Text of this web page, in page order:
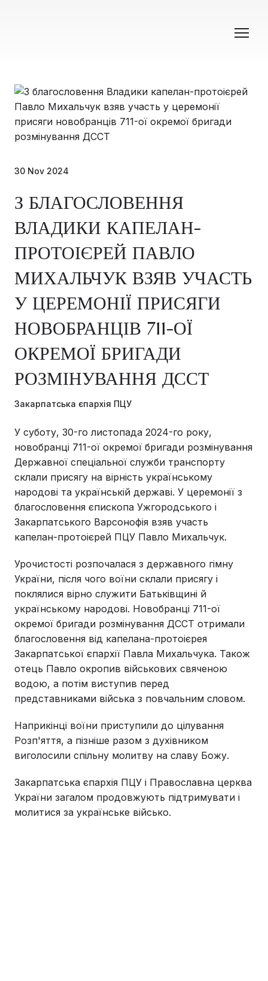
30 Nov 2024
З БЛАГОСЛОВЕННЯ
ВЛАДИКИ КАПЕЛАН-
ПРОТОІЄРЕЙ ПАВЛО
МИХАЛЬЧУК ВЗЯВ УЧАСТЬ
У ЦЕРЕМОНІЇ ПРИСЯГИ
НОВОБРАНЦІВ 711-ОЇ
ОКРЕМОЇ БРИГАДИ
РОЗМІНУВАННЯ ДССТ
Закарпатська єпархія ПЦУ
У суботу, 30-го листопада 2024-го року,
новобранці 711-ої окремої бригади розмінування
Державної спеціальної служби транспорту
склали присягу на вірність українському
народові та українській державі. У церемонії з
благословення єпископа Ужгородського і
Закарпатського Варсонофія взяв участь
капелан-протоієрей ПЦУ Павло Михальчук.
Урочистості розпочалася з державного гімну
України, після чого воїни склали присягу і
поклялися вірно служити Батьківщині й
українському народові. Новобранці 711-ої
окремої бригади розмінування ДССТ отримали
благословення від капелана-протоієрея
Закарпатської єпархії Павла Михальчука. Також
отець Павло окропив військових свяченою
водою, а потім виступив перед
представниками війська з повчальним словом.
Наприкінці воїни приступили до цілування
Розп'яття, а пізніше разом з духівником
виголосили спільну молитву на славу Божу.
Закарпатська єпархія ПЦУ і Православна церква
України загалом продовжують підтримувати і
молитися за українське військо.